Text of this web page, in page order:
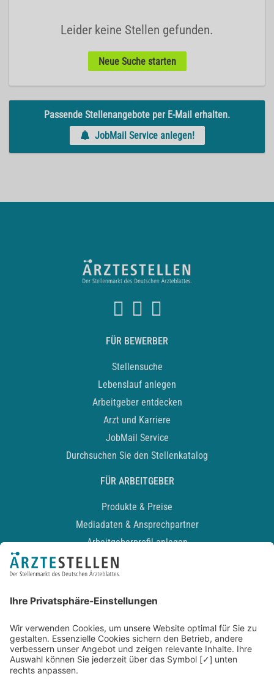
Leider keine Stellen gefunden.
Neue Suche starten
Passende Stellenangebote per E-Mail erhalten.
JobMail Service anlegen!
FÜR BEWERBER
Stellensuche
Lebenslauf anlegen
Arbeitgeber entdecken
Arzt und Karriere
JobMail Service
Durchsuchen Sie den Stellenkatalog
FÜR ARBEITGEBER
Produkte & Preise
Mediadaten & Ansprechpartner
Arbeitgeberprofil anlegen
Recruiting-Podcast
Kontakt
Datenschutz
Newsletter